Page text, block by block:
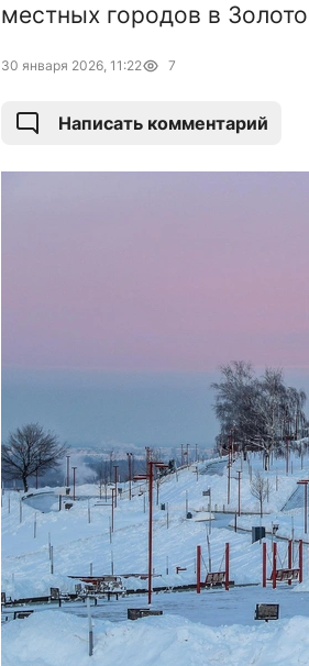
местных городов в
30 января 2026, 11:22 7
Написать комментарий